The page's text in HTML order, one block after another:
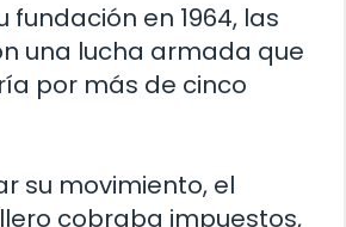
fundación en 1964, las
una lucha armada que
por más de cinco
su movimiento, el
cobraba impuestos,